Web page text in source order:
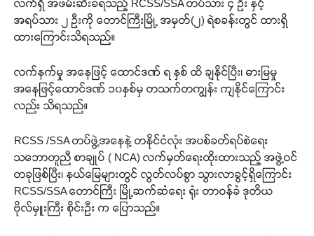
လက်ရှိ အဖမ်းဆီးခံရသည့် RCSS/SSA တပ်သား ၄ ဦး နှင့်
အရပ်သား ၂ ဦးကို တောင်ကြီးမြို့ အမှတ်(၂) ရဲစခန်းတွင် ထားရှိ
ထားကြောင်းသိရသည်။
လက်နက်မှု အနေဖြင့် ထောင်ဒဏ် ရ နှစ် ထိ ချနိုင်ပြီး၊ ဓားမြမှု
အနေဖြင့်ထောင်ဒဏ် ၁၀နှစ်မှ တသက်တကျွန်း ကျနိုင်ကြောင်း
လည်း သိရသည်။
RCSS /SSA တပ်ဖွဲ့အနေနဲ့ တနိုင်ငံလုံး အပစ်ခတ်ရပ်စဲရေး
သဘောတူညီ စာချုပ် ( NCA) လက်မှတ်ရေးထိုးထားသည့် အဖွဲ့ဝင်
တခုဖြစ်ပြီး၊ နယ်မြေများတွင် လွတ်လပ်စွာ သွားလာခွင့်ရှိကြောင်း
RCSS/SSA တောင်ကြီး မြို့ဆက်ဆံရေး ရုံး တာဝန်ခံ ဒုတိယ
ဗိုလ်မှူးကြီး စိုင်းဦး က ပြောသည်။